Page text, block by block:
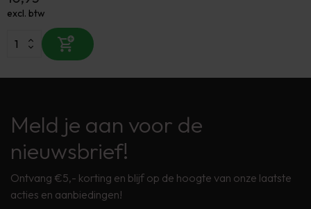
excl. btw
Meld je aan voor de
nieuwsbrief!
Ontvang €5,- korting en blijf op de hoogte van onze laatste
acties en aanbiedingen!